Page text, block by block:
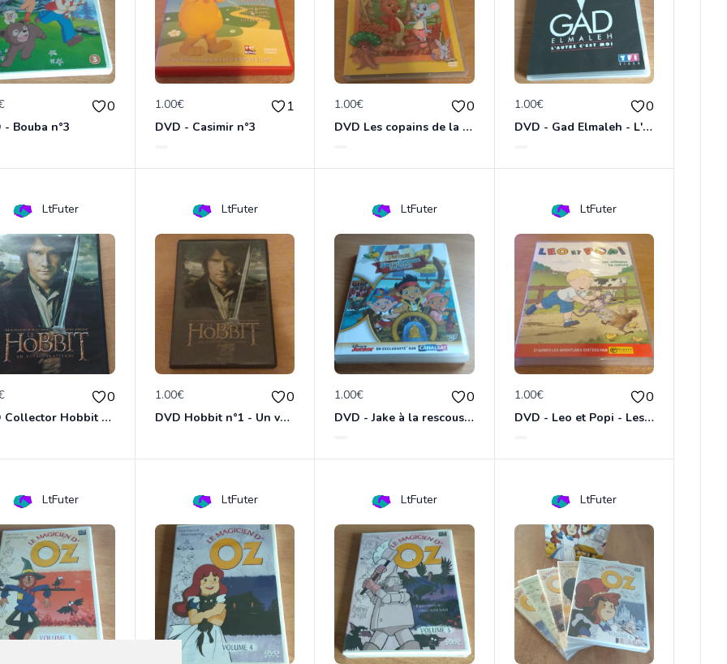
0
- Bouba n°3
1.00€ 1
DVD - Casimir n°3
1.00€ 0
DVD Les copains de la forêt : les vrais amis
1.00€ 0
DVD - Gad Elmaleh - L'autre c'est moi
LtFuter
0
DVD Collector Hobbit n°1 - Un voyage inattendu
LtFuter
1.00€ 0
DVD Hobbit n°1 - Un voyage inattendu
LtFuter
1.00€ 0
DVD - Jake à la rescousse de Bucky
LtFuter
1.00€ 0
DVD - Leo et Popi - Les animaux de la nature
LtFuter LtFuter LtFuter LtFuter